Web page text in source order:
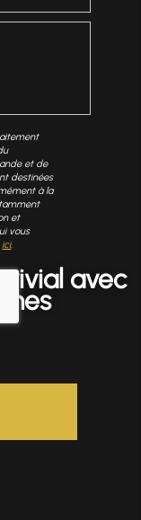
avec
et de
destinées
à la
et
vous
ici.